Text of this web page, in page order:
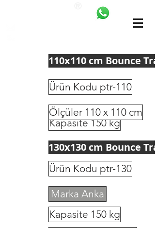
110x110 cm Bounce
Ürün Kodu ptr-110
Kapasite 150 kg
Ölçüler 110 x 110 cm
130x130 cm Bounce
Ürün Kodu ptr-130
Marka Anka
Kapasite 150 kg